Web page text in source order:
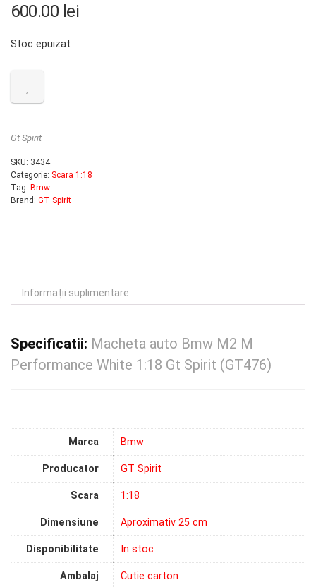
600.00 lei
Stoc epuizat
Gt Spirit
SKU: 3434
Categorie: Scara 1:18
Tag: Bmw
Brand: GT Spirit
Informații suplimentare
Specificatii: Macheta auto Bmw M2 M
Performance White 1:18 Gt Spirit (GT476)
Marca Bmw
Producator GT Spirit
Scara 1:18
Dimensiune Aproximativ 25 cm
Disponibilitate In stoc
Ambalaj Cutie carton